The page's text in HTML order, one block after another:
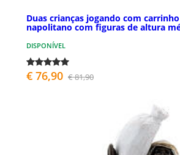
Duas crianças jogando com
napolitano com figuras de altura
DISPONÍVEL
€ 76,90 € 81,90